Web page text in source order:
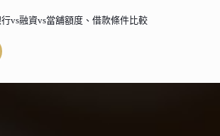
vs融資vs當舖額度、借款條件比較